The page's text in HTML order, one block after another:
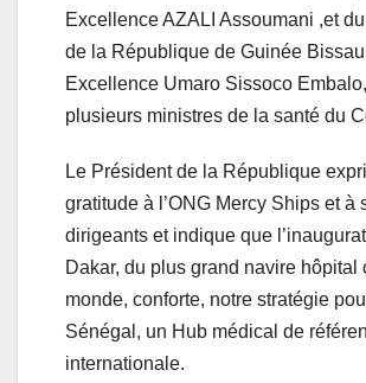
Excellence AZALI Assoumani ,et
de la République de Guinée
Excellence Umaro Sissoco
plusieurs ministres de la santé du
Le Président de la République
gratitude à l’ONG Mercy Ships et à
dirigeants et indique que
Dakar, du plus grand navire hôpital
monde, conforte, notre stratégie
Sénégal, un Hub médical de
internationale.